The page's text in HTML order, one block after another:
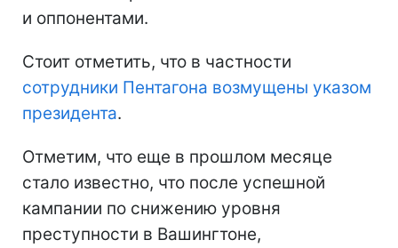
и оппонентами.
Стоит отметить, что в частности
сотрудники Пентагона возмущены указом
президента.
Отметим, что еще в прошлом месяце
стало известно, что после успешной
кампании по снижению уровня
преступности в Вашингтоне,